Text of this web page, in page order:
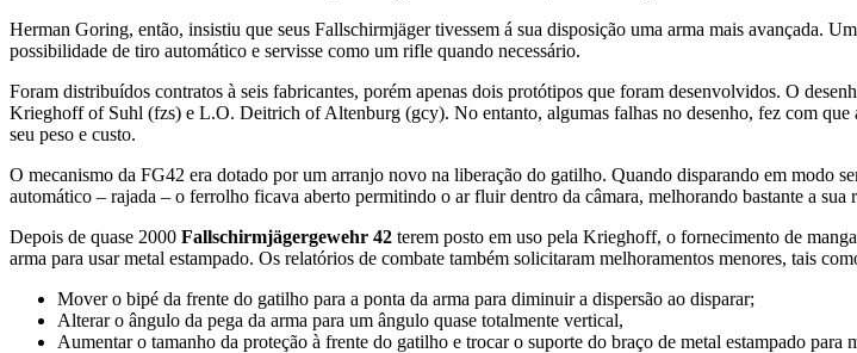
Herman Goring, então, insistiu que seus Fallschirmjäger tivessem á sua disposição uma arma mais avançada.
possibilidade de tiro automático e servisse como um rifle quando necessário.
Foram distribuídos contratos à seis fabricantes, porém apenas dois protótipos que foram desenvolvidos. O
Krieghoff of Suhl (fzs) e L.O. Deitrich of Altenburg (gcy). No entanto, algumas falhas no desenho, fez com que
seu peso e custo.
O mecanismo da FG42 era dotado por um arranjo novo na liberação do gatilho. Quando disparando em modo
automático – rajada – o ferrolho ficava aberto permitindo o ar fluir dentro da câmara, melhorando bastante a sua
Depois de quase 2000 Fallschirmjägergewehr 42 terem posto em uso pela Krieghoff, o fornecimento de
arma para usar metal estampado. Os relatórios de combate também solicitaram melhoramentos menores, tais
Mover o bipé da frente do gatilho para a ponta da arma para diminuir a dispersão ao disparar;
Alterar o ângulo da pega da arma para um ângulo quase totalmente vertical,
Aumentar o tamanho da proteção à frente do gatilho e trocar o suporte do braço de metal estampado para